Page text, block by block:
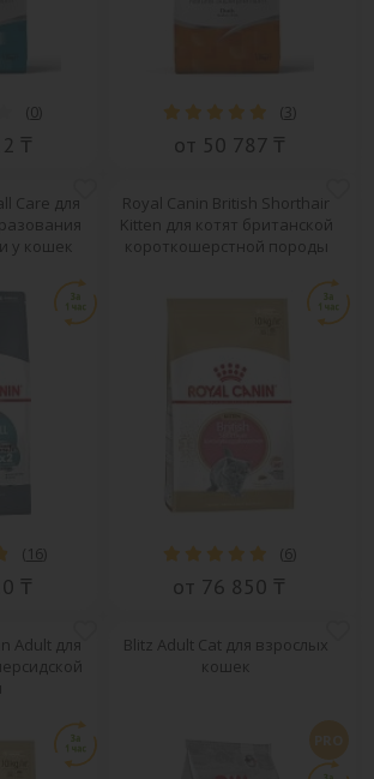
(0)
₸
( 3)
от 50 787 ₸
Care для
у кошек
( 16)
₸
Royal Canin British Shorthair
Kitten для котят британской
короткошерстной породы
(6)
от 76 850 ₸
Adult для
Blitz Adult Cat для взрослых
кошек